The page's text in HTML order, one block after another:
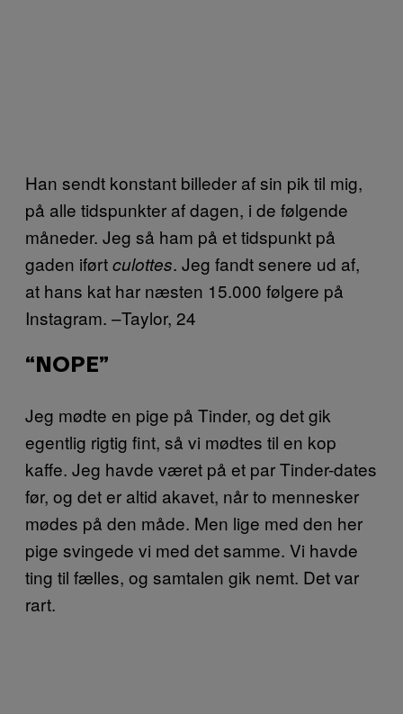
Han sendt konstant billeder af sin pik til mig,
på alle tidspunkter af dagen, i de følgende
måneder. Jeg så ham på et tidspunkt på
gaden iførtculottes. Jeg fandt senere ud af,
at hans kat har næsten 15.000 følgere på
Instagram. –Taylor, 24
“NOPE”
Jeg mødte en pige på Tinder, og det gik
egentlig rigtig fint, så vi mødtes til en kop
kaffe. Jeg havde været på et par Tinder-dates
før, og det er altid akavet, når to mennesker
mødes på den måde. Men lige med den her
pige svingede vi med det samme. Vi havde
ting til fælles, og samtalen gik nemt. Det var
rart.